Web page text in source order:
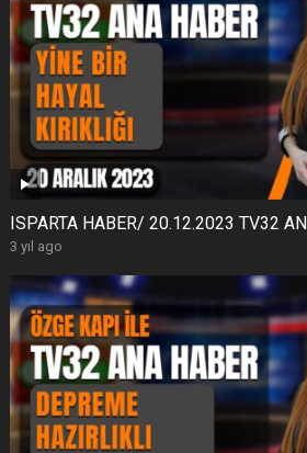
ISPARTA HABER/ 20.12.2023 TV32
3 yıl ago